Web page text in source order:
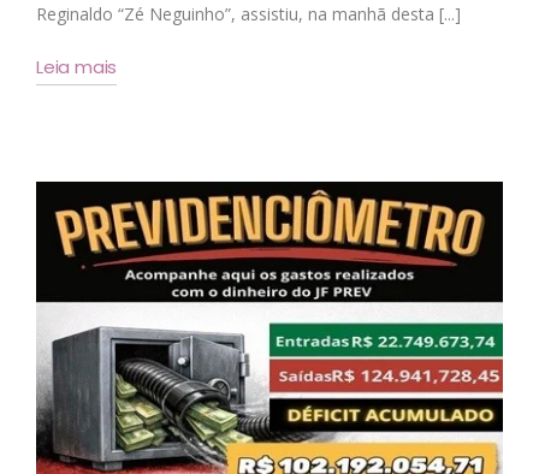
Reginaldo “Zé Neguinho”, assistiu, na manhã desta [...]
Leia mais